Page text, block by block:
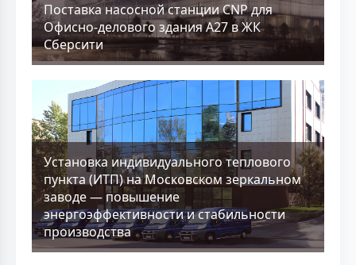
Поставка насосной станции CNP для
Офисно-делового здания А27 в ЖК
Сберсити
Установка индивидуального теплового
пункта (ИТП) на Московском зеркальном
заводе — повышение
энергоэффективности и стабильности
производства